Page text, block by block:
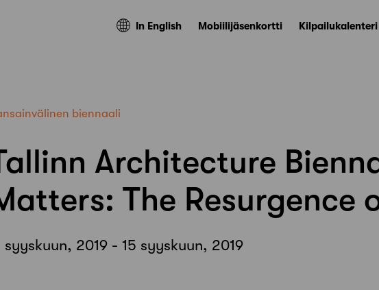
In English Mobiilijäsenkortti Kilpailukalenteri
biennaali
Architecture
The Resurgence
syyskuun, 2019 - 15 syyskuun, 2019